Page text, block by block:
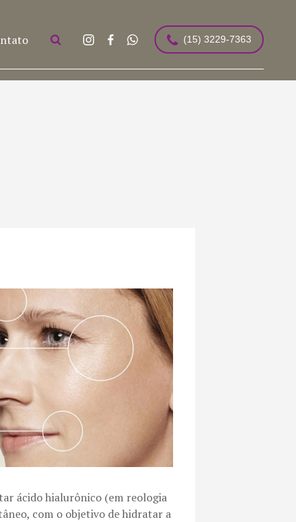
(15) 3229-7363
ácido hialurônico (em reologia
com o objetivo de hidratar a